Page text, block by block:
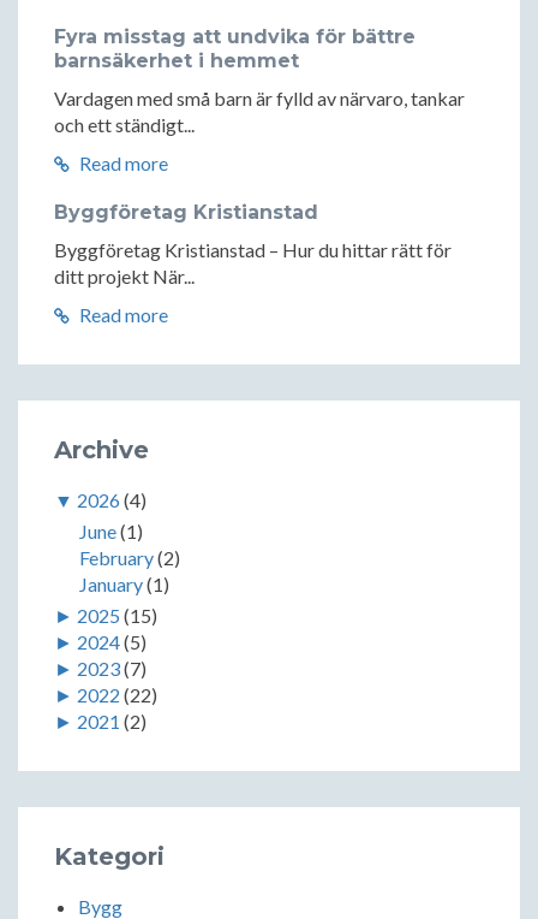
Fyra misstag att undvika för bättre
barnsäkerhet i hemmet
Vardagen med små barn är fylld av närvaro, tankar
och ett ständigt...
Read more
Byggföretag Kristianstad
Byggföretag Kristianstad – Hur du hittar rätt för
ditt projekt När...
Read more
Archive
▼ 2026(4)
June(1)
February(2)
January(1)
► 2025 (15)
► 2024(5)
► 2023(7)
► 2022 (22)
► 2021 (2)
Kategori
Bygg